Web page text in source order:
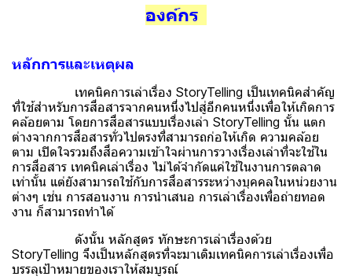
องค์กร
หลักการและเหตุผล
เทคนิคการเล่าเรื่อง StoryTelling เป็นเทคนิคสำคัญ
ที่ใช้สำหรับการสื่อสารจากคนหนึ่งไปสู่อีกคนหนึ่งเพื่อให้เกิดการ
คล้อยตาม โดยการสื่อสารแบบเรื่องเล่า StoryTelling นั้น แตก
ต่างจากการสื่อสารทั่วไปตรงที่สามารถก่อให้เกิด ความคล้อย
ตาม เปิดใจรวมถึงสื่อความเข้าใจผ่านการวางเรื่องเล่าที่จะใช้ใน
การสื่อสาร เทคนิคเล่าเรื่อง ไม่ได้จำกัดแค่ใช้ในงานการตลาด
เท่านั้น แต่ยังสามารถใช้กับการสื่อสารระหว่างบุคคลในหน่วยงาน
ต่างๆ เช่น การสอนงาน การนำเสนอ การเล่าเรื่องเพื่อถ่ายทอด
งาน ก็สามารถทำได้
ดังนั้น หลักสูตร ทักษะการเล่าเรื่องด้วย
StoryTelling จึงเป็นหลักสูตรที่จะมาเติมเทคนิคการเล่าเรื่องเพื่อ
บรรลุเป้าหมายของเราให้สมบูรณ์